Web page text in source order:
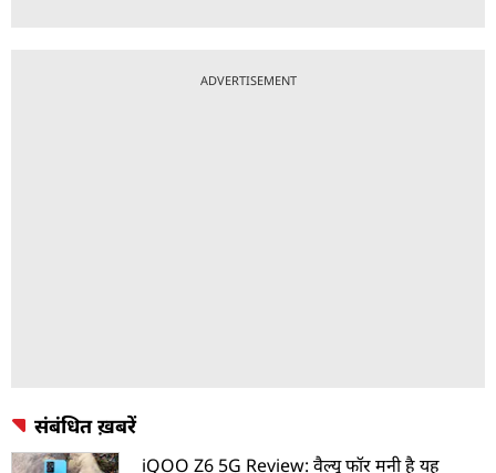
ADVERTISEMENT
संबंधित ख़बरें
iQOO Z6 5G Review: वैल्यू फॉर मनी है यह